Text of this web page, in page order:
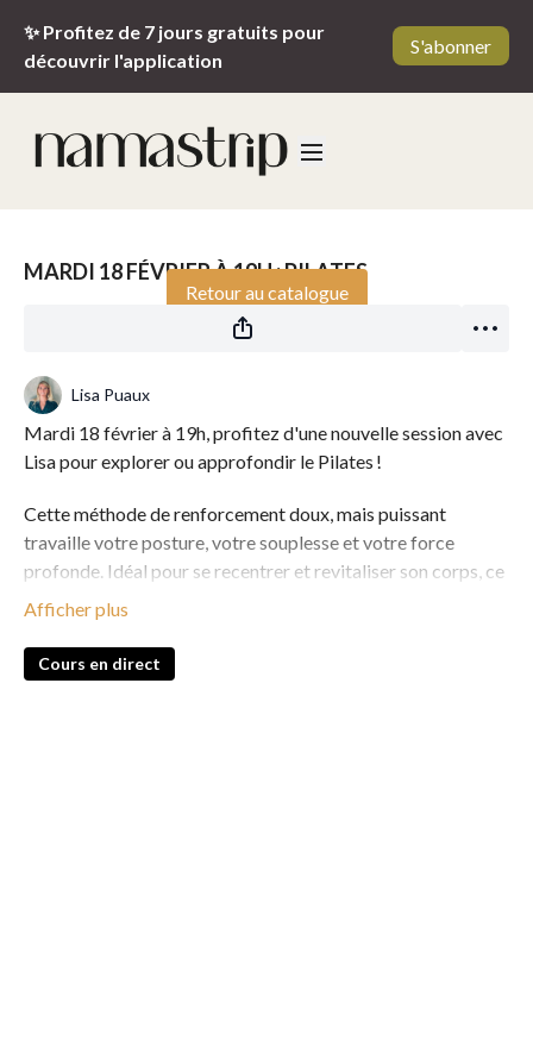
✨ Profitez de 7 jours gratuits pour
découvrir l'application
S'abonner
Retour au catalogue
MARDI 18 FÉVRIER À 19H : PILATES
Lisa Puaux
Mardi 18 février à 19h, profitez d'une nouvelle session avec
Lisa pour explorer ou approfondir le Pilates !
Cette méthode de renforcement doux, mais puissant
travaille votre posture, votre souplesse et votre force
profonde. Idéal pour se recentrer et revitaliser son corps, ce
cours est accessible à tous les niveaux.
Replay disponible en illimité !
Cours en direct